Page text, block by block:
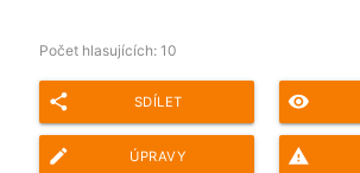
Počet hlasujících: 10
share SDÍLET remove_red_eye
edit ÚPRAVY report_problem